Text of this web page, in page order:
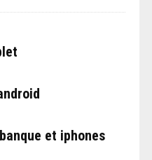
et iphones